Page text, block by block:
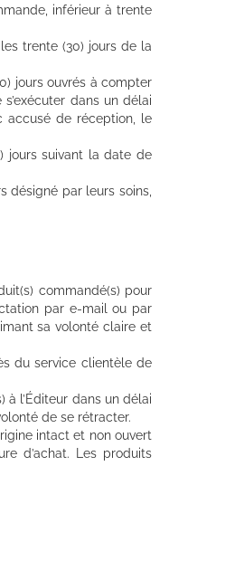
inférieur à trente
trente (30) jours de la
jours ouvrés à compter
dans un délai
accusé de réception, le
jours suivant la date de
désigné par leurs soins,
commandé(s) pour
par e-mail ou par
sa volonté claire et
du service clientèle de
à l’Éditeur dans un délai
de se rétracter.
intact et non ouvert
d’achat. Les produits